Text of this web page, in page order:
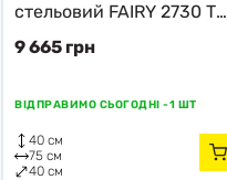
стельовий FAIRY 2730 TK-
Lighting чорний
9 665 грн
ВІДПРАВИМО СЬОГОДНІ -1 ШТ
40 см
75 см
40 см